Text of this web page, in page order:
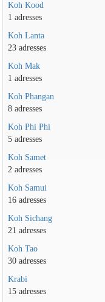
Koh Kood
1 adresses
Koh Lanta
23 adresses
Koh Mak
1 adresses
Koh Phangan
8 adresses
Koh Phi Phi
5 adresses
Koh Samet
2 adresses
Koh Samui
16 adresses
Koh Sichang
21 adresses
Koh Tao
30 adresses
Krabi
15 adresses